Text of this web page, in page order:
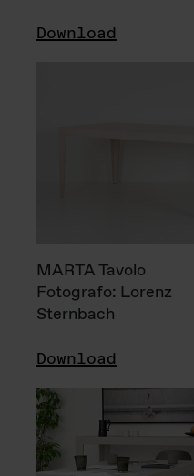
Download
MARTA Tavolo
Fotografo: Lorenz
Sternbach
Download